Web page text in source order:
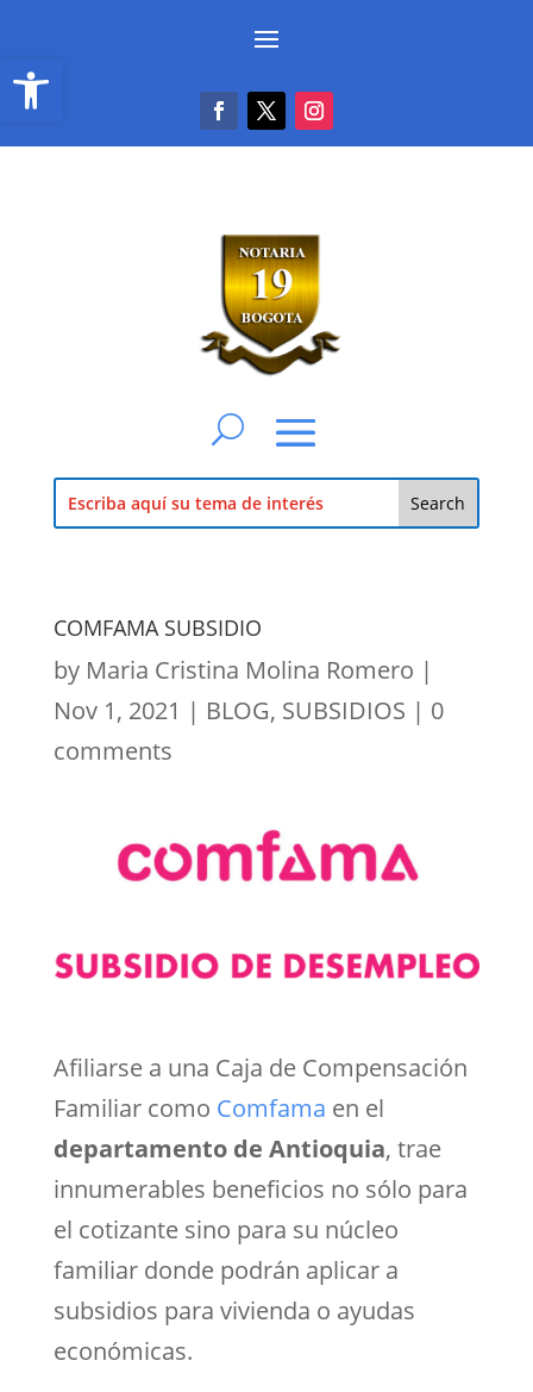
Abrir barra de herramientas
COMFAMA SUBSIDIO
by Maria Cristina Molina Romero |
Nov 1, 2021 | BLOG, SUBSIDIOS | 0
comments
Afiliarse a una Caja de Compensación
Familiar como Comfama en el
departamento de Antioquia, trae
innumerables beneficios no sólo para
el cotizante sino para su núcleo
familiar donde podrán aplicar a
subsidios para vivienda o ayudas
económicas.